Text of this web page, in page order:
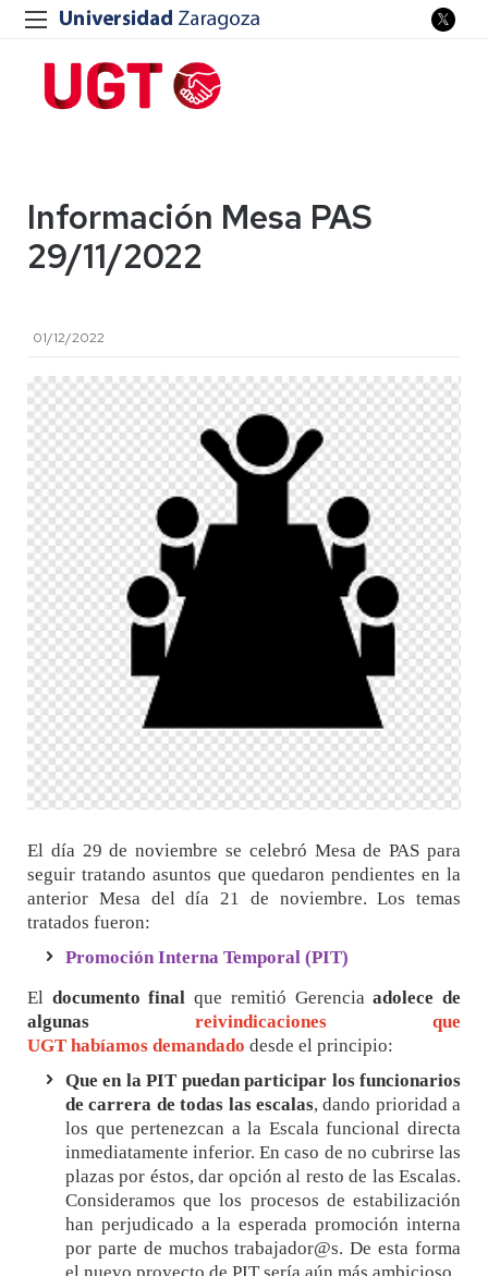
Información Mesa PAS
29/11/2022
01/12/2022
El día 29 de noviembre se celebró Mesa de PAS para
seguir tratando asuntos que quedaron pendientes en la
anterior Mesa del día 21 de noviembre. Los temas
tratados fueron:
Promoción Interna Temporal (PIT)
El documento final que remitió Gerenciaadolece de
algunas reivindicaciones que
UGT habíamos demandado desde el principio:
Que en la PIT puedan participar los funcionarios
de carrera de todas las escalas, dando prioridad a
los que pertenezcan a la Escala funcional directa
inmediatamente inferior. En caso de no cubrirse las
plazas por éstos, dar opción al resto de las Escalas.
Consideramos que los procesos de estabilización
han perjudicado a la esperada promoción interna
por parte de muchos trabajador@s. De esta forma